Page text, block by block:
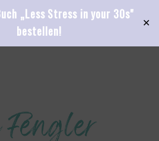
„Less Stress in your 30s"
bestellen!
✕